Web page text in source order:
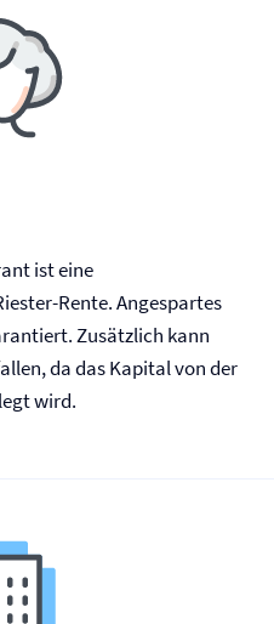
ist eine
Rente. Angespartes
Zusätzlich kann
da das Kapital von der
wird.